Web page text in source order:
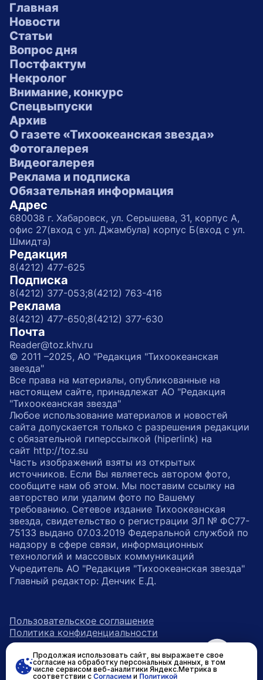
Главная
Новости
Статьи
Вопрос дня
Постфактум
Некролог
Внимание, конкурс
Спецвыпуски
Архив
О газете «Тихоокеанская звезда»
Фотогалерея
Видеогалерея
Реклама и подписка
Обязательная информация
Адрес
680038 г. Хабаровск, ул. Серышева, 31, корпус А,
офис 27(вход с ул. Джамбула) корпус Б(вход с ул.
Шмидта)
Редакция
8(4212) 477-625
Подписка
8(4212) 377-053;8(4212) 763-416
Реклама
8(4212) 477-650;8(4212) 377-630
Почта
Reader@toz.khv.ru
© 2011 –2025, АО "Редакция "Тихоокеанская
звезда"
Все права на материалы, опубликованные на
настоящем сайте, принадлежат АО "Редакция
"Тихоокеанская звезда"
Любое использование материалов и новостей
сайта допускается только с разрешения редакции
с обязательной гиперссылкой (hiperlink) на
сайт http://toz.su
Часть изображений взяты из открытых
источников. Если Вы являетесь автором фото,
сообщите нам об этом. Мы поставим ссылку на
авторство или удалим фото по Вашему
требованию. Сетевое издание Тихоокеанская
звезда, свидетельство о регистрации ЭЛ № ФС77-
75133 выдано 07.03.2019 Федеральной службой по
надзору в сфере связи, информационных
технологий и массовых коммуникаций
Учредитель АО "Редакция "Тихоокеанская звезда"
Главный редактор: Денчик Е.Д.
Пользовательское соглашение
Политика конфиденциальности
ссылка на главную
возрастное ограничение 16+
Продолжая использовать сайт, вы выражаете свое
согласие на обработку персональных данных, в том
числе сервисом веб-аналитики Яндекс.Метрика в
соответствии с Согласиеми Политикой